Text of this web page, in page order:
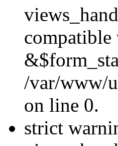
/var/www/
on line 0.
strict